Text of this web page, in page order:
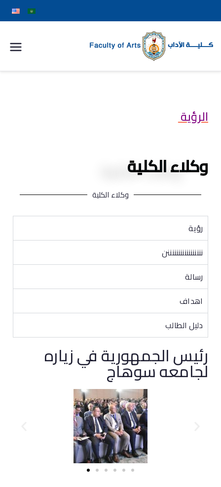
الرؤية
وكلاء الكلية
وكلاء الكلية
رؤية
نننننننننننننننننن
رسالة
اهداف
دليل الطالب
رئيس الجمهورية في زياره
لجامعه سوهاج